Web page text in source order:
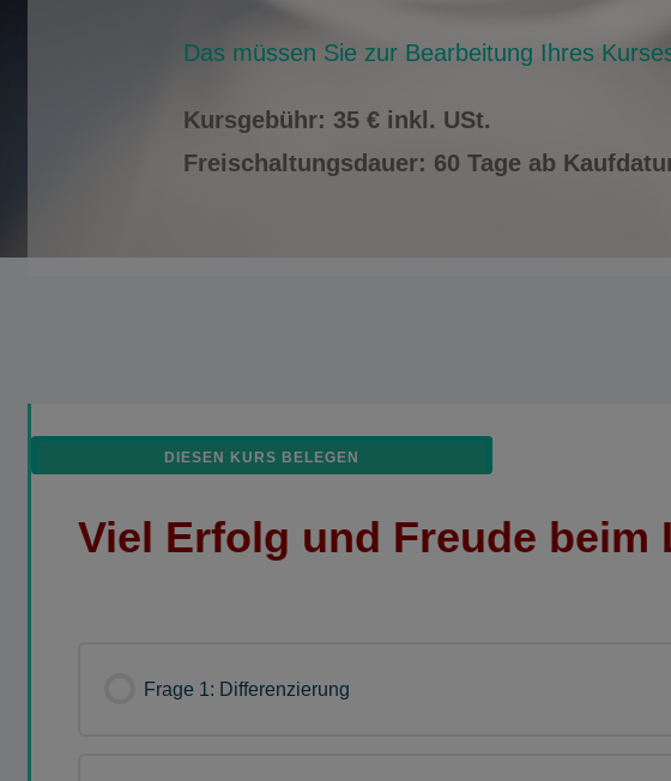
Das müssen Sie zur Bearbeitung Ihres
Kursgebühr: 35 € inkl. USt.
Freischaltungsdauer: 60 Tage ab
DIESEN KURS BELEGEN
Viel Erfolg und Freude beim
Frage 1: Differenzierung